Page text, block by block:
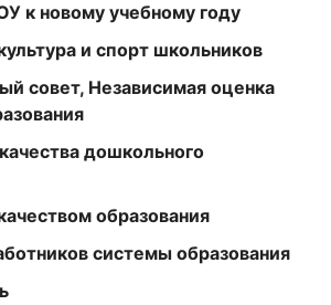
к новому учебному году
и спорт школьников
совет, Независимая оценка
дошкольного
образования
системы образования